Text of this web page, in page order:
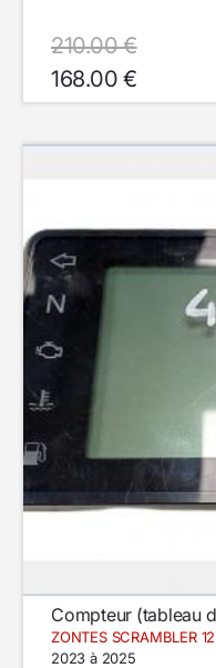
210.00 €
168.00 €
Compteur (tableau
ZONTES SCRAMBLER
2023 à 2025